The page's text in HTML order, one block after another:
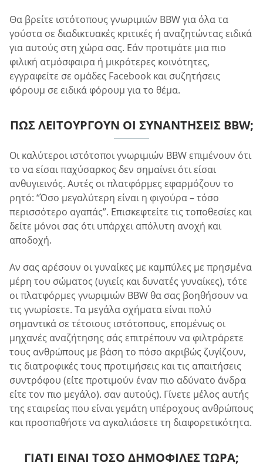
Θα βρείτε ιστότοπους γνωριμιών BBW για όλα τα
γούστα σε διαδικτυακές κριτικές ή αναζητώντας ειδικά
για αυτούς στη χώρα σας. Εάν προτιμάτε μια πιο
φιλική ατμόσφαιρα ή μικρότερες κοινότητες,
εγγραφείτε σε ομάδες Facebook και συζητήσεις
φόρουμ σε ειδικά φόρουμ για το θέμα.
ΠΏΣ ΛΕΙΤΟΥΡΓΟΎΝ ΟΙ ΣΥΝΑΝΤΉΣΕΙΣ BBW;
Οι καλύτεροι ιστότοποι γνωριμιών BBW επιμένουν ότι
το να είσαι παχύσαρκος δεν σημαίνει ότι είσαι
ανθυγιεινός. Αυτές οι πλατφόρμες εφαρμόζουν το
ρητό: “Όσο μεγαλύτερη είναι η φιγούρα – τόσο
περισσότερο αγαπάς”. Επισκεφτείτε τις τοποθεσίες και
δείτε μόνοι σας ότι υπάρχει απόλυτη ανοχή και
αποδοχή.
Αν σας αρέσουν οι γυναίκες με καμπύλες με πρησμένα
μέρη του σώματος (υγιείς και δυνατές γυναίκες), τότε
οι πλατφόρμες γνωριμιών BBW θα σας βοηθήσουν να
τις γνωρίσετε. Τα μεγάλα σχήματα είναι πολύ
σημαντικά σε τέτοιους ιστότοπους, επομένως οι
μηχανές αναζήτησης σάς επιτρέπουν να φιλτράρετε
τους ανθρώπους με βάση το πόσο ακριβώς ζυγίζουν,
τις διατροφικές τους προτιμήσεις και τις απαιτήσεις
συντρόφου (είτε προτιμούν έναν πιο αδύνατο άνδρα
είτε τον πιο μεγάλο). σαν αυτούς). Γίνετε μέλος αυτής
της εταιρείας που είναι γεμάτη υπέροχους ανθρώπους
και προσπαθήστε να αγκαλιάσετε τη διαφορετικότητα.
ΓΙΑΤΊ ΕΊΝΑΙ ΤΌΣΟ ΔΗΜΟΦΙΛΈΣ ΤΏΡΑ;